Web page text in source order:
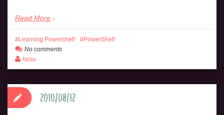
Read More
Learning Powershell
PowerShell
No comments
talsu
2010/08/12